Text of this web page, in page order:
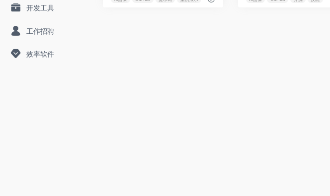
开发工具
工作招聘
效率软件